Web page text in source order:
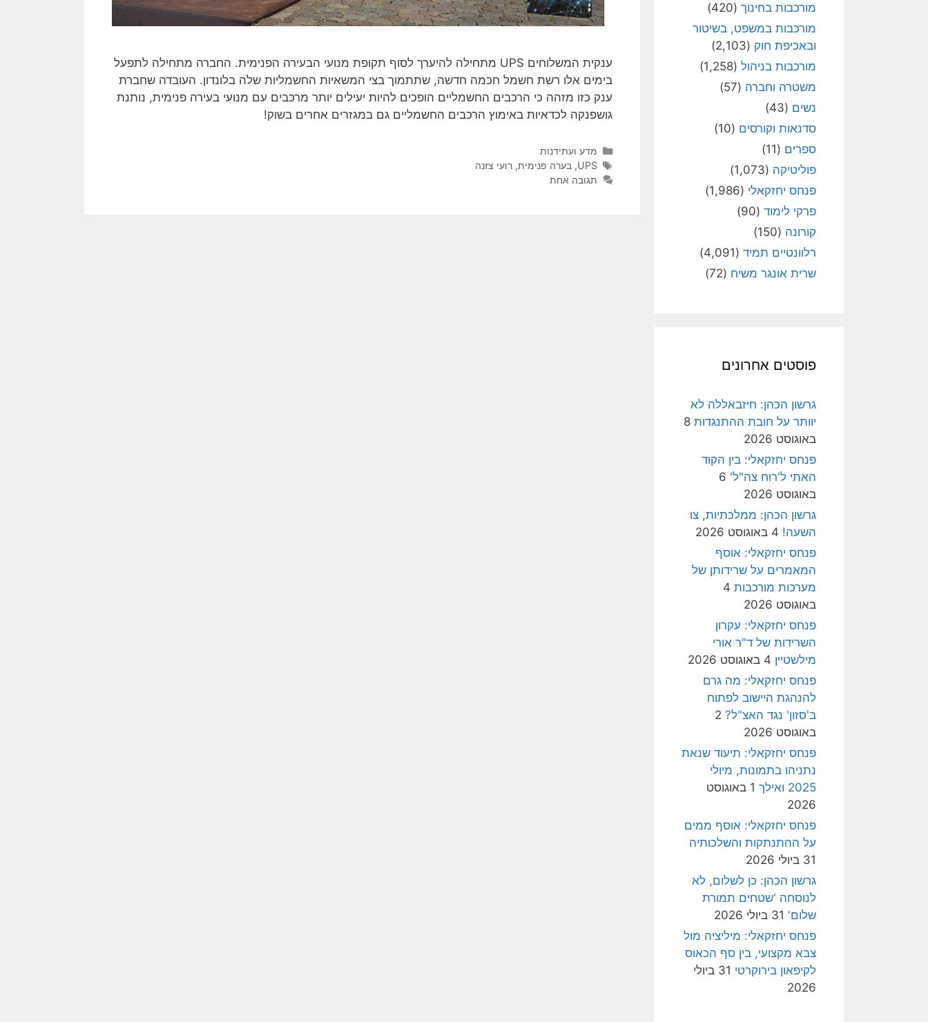
ענקית המשלוחים UPS מתחילה להיערך לסוף תקופת מנועי הבעירה הפנימית. החברה מתחילה לתפעל
בימים אלו רשת חשמל חכמה חדשה, שתתמוך בצי המשאיות החשמליות שלה בלונדון. העובדה שחברת
ענק כזו מזהה כי הרכבים החשמליים הופכים להיות יעילים יותר מרכבים עם מנועי בעירה פנימית, נותנת
גושפנקה לכדאיות באימוץ הרכבים החשמליים גם במגזרים אחרים בשוק!
קטגוריות
מדע ועתידנות
תגיות
UPS
, בערה פנימית, רועי צזנה
תגובה אחת
מורכבות בחינוך (420)
מורכבות במשפט, בשיטור
ובאכיפת חוק (2,103)
מורכבות בניהול (1,258)
משטרה וחברה (57)
נשים (43)
סדנאות וקורסים (10)
ספרים (11)
פוליטיקה (1,073)
פנחס יחזקאלי (1,986)
פרקי לימוד (90)
קורונה (150)
רלוונטיים תמיד (4,091)
שרית אונגר משיח (72)
פוסטים אחרונים
גרשון הכהן: חיזבאללה לא
יוותר על חובת ההתנגדות 8
באוגוסט 2026
פנחס יחזקאלי: בין הקוד
האתי ל'רוח צה"ל' 6
באוגוסט 2026
גרשון הכהן: ממלכתיות, צו
השעה! 4 באוגוסט 2026
פנחס יחזקאלי: אוסף
המאמרים על שרידותן של
מערכות מורכבות 4
באוגוסט 2026
פנחס יחזקאלי: עקרון
השרידות של ד"ר אורי
מילשטיין 4 באוגוסט 2026
פנחס יחזקאלי: מה גרם
להנהגת היישוב לפתוח
ב'סזון' נגד האצ"ל? 2
באוגוסט 2026
פנחס יחזקאלי: תיעוד שנאת
נתניהו בתמונות, מיולי
2025 ואילך
1 באוגוסט
2026
פנחס יחזקאלי: אוסף ממים
על ההתנתקות והשלכותיה
31 ביולי 2026
גרשון הכהן: כן לשלום, לא
לנוסחה 'שטחים תמורת
שלום' 31 ביולי 2026
פנחס יחזקאלי: מיליציה מול
צבא מקצועי, בין סף הכאוס
לקיפאון בירוקרטי
31 ביולי
2026